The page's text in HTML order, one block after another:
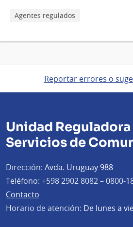
Agentes regulados
Reportar errores o
Unidad Reguladora
Servicios de
Dirección: Avda. Uruguay 988
Teléfono: +598 2902 8082 – 0800-
Contacto
Horario de atención: De lunes a